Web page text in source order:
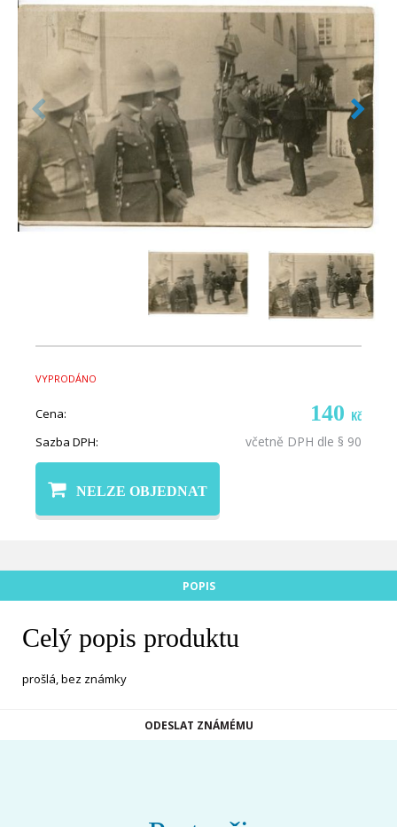
VYPRODÁNO
Cena: 140 Kč
Sazba DPH: včetně DPH dle § 90
NELZE OBJEDNAT
POPIS
Celý popis produktu
prošlá, bez známky
ODESLAT ZNÁMÉMU